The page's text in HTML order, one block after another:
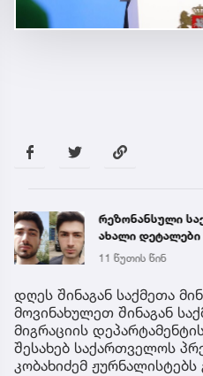
რეზონანსული
ახალი დეტალები
ხდება ცნობილი
ავალიანის
11 წუთის წინ
დღეს შინაგან საქმეთა
მოვინახულეთ შინაგან
მიგრაციის
შესახებ საქართველოს
კობახიძემ ჟურნალისტებს